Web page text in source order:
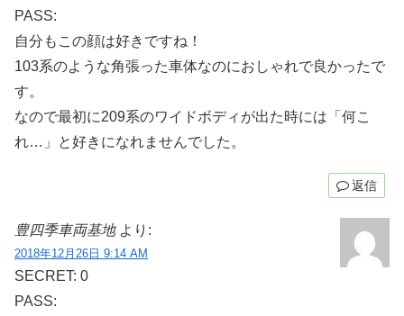
PASS:
自分もこの顔は好きですね！
103系のような角張った車体なのにおしゃれで良かったで
す。
なので最初に209系のワイドボディが出た時には「何こ
れ…」と好きになれませんでした。
返信
豊四季車両基地 より:
2018年12月26日 9:14 AM
SECRET: 0
PASS: